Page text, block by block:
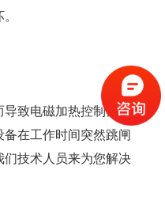
致电磁加热控制器烧
在工作时间突然跳闸
技术人员来为您解决